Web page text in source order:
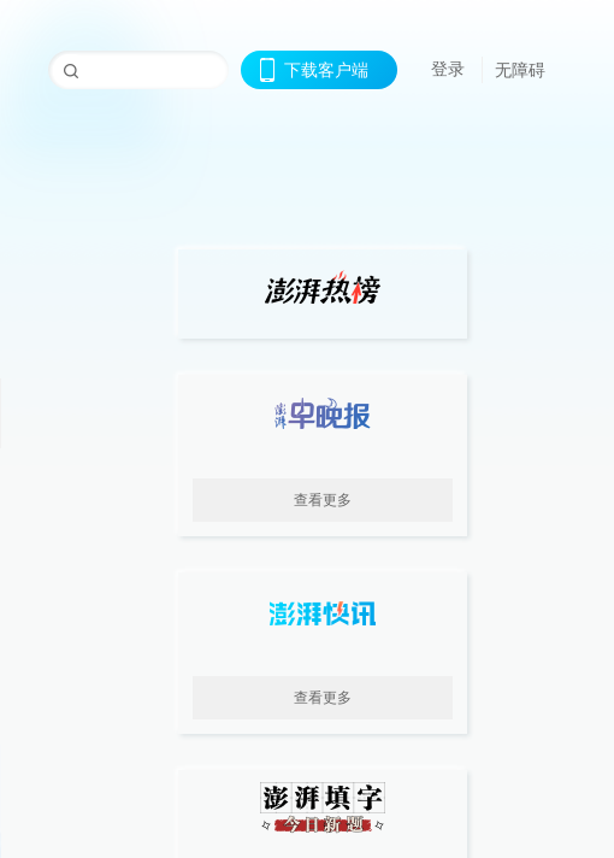
下载客户端 登录 无障碍
查看更多
查看更多